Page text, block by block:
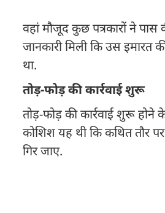
वहां मौजूद कुछ पत्रकारों ने
जानकारी मिली कि उस इमारत
था.
तोड़-फोड़ की कार्रवाई शुरू
तोड़-फोड़ की कार्रवाई शुरू
कोशिश यह थी कि कथित तौर
गिर जाए.